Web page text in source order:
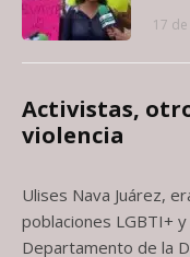
17
Activistas,
violencia
Ulises Nava Juárez,
poblaciones LGBTI+
Departamento de la